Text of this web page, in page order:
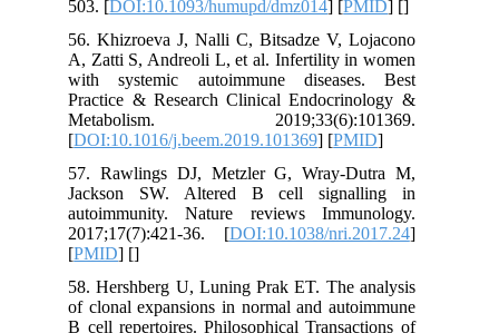
503. [DOI:10.1093/humupd/dmz014] [PMID] [
56. Khizroeva J, Nalli C, Bitsadze V, Lojacono
A, Zatti S, Andreoli L, et al. Infertility in women
with systemic autoimmune diseases. Best
Practice & Research Clinical Endocrinology &
Metabolism. 2019;33(6):101369.
[DOI:10.1016/j.beem.2019.101369] [PMID
57. Rawlings DJ, Metzler G, Wray-Dutra M,
Jackson SW. Altered B cell signalling in
autoimmunity. Nature reviews Immunology.
2017;17(7):421-36. [DOI:10.1038/nri.2017.24
[PMID] [
58. Hershberg U, Luning Prak ET. The analysis
of clonal expansions in normal and autoimmune
B cell repertoires. Philosophical Transactions of